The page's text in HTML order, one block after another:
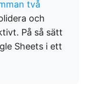
två
och
På så sätt
Sheets i ett